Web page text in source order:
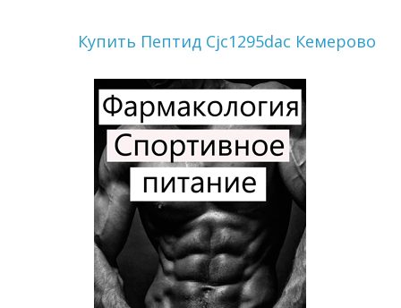
Купить Пептид Cjc1295dac Кемерово